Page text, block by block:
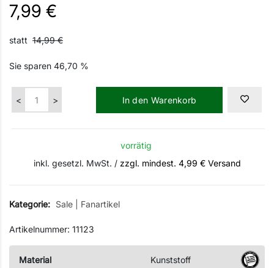
7,99 €
statt 14,99 €
Sie sparen 46,70 %
In den Warenkorb
vorrätig
inkl. gesetzl. MwSt. / zzgl. mindest. 4,99 € Versand
Kategorie: Sale Fanartikel
Artikelnummer: 11123
Material Kunststoff